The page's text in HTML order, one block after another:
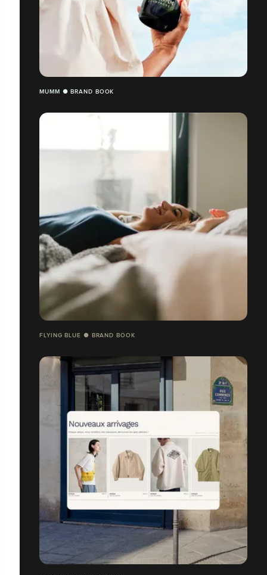
MUMM ● BRAND BOOK
FLYING BLUE ● BRAND BOOK